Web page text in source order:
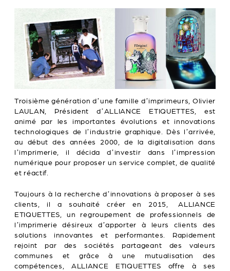
Troisième génération d’une famille d’imprimeurs, Olivier
LAULAN, Président d’ALLIANCE ETIQUETTES, est
animé par les importantes évolutions et innovations
technologiques de l’industrie graphique. Dès l’arrivée,
au début des années 2000, de la digitalisation dans
l’imprimerie, il décida d’investir dans l’impression
numérique pour proposer un service complet, de qualité
et réactif.
Toujours à la recherche d’innovations à proposer à ses
clients, il a souhaité créer en 2015, ALLIANCE
ETIQUETTES, un regroupement de professionnels de
l’imprimerie désireux d’apporter à leurs clients des
solutions innovantes et performantes. Rapidement
rejoint par des sociétés partageant des valeurs
communes et grâce à une mutualisation des
compétences, ALLIANCE ETIQUETTES offre à ses